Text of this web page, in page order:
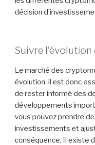
décision
Suivre
Le marché des
évolution, il est donc
de rester informé des
développements
vous pouvez prendre
investissements et
conséquence. Il existe